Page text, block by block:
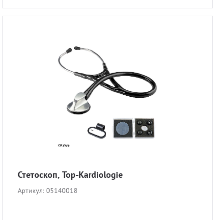
Стетоскоп, Top-Kardiologie
Артикул:05140018